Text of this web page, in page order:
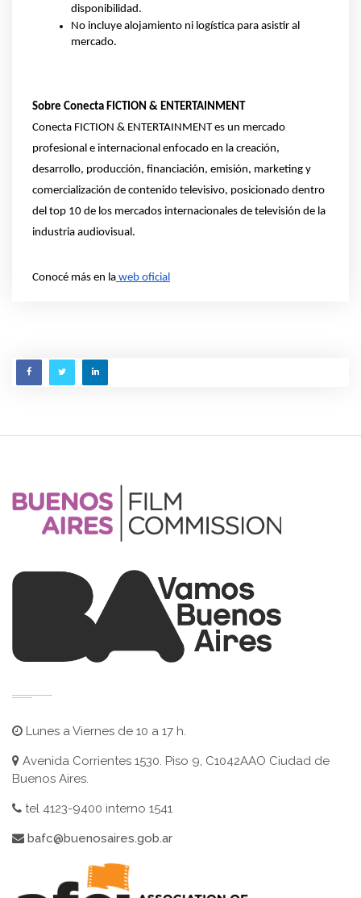
disponibilidad.
No incluye alojamiento ni logística para asistir al
mercado.
Sobre Conecta FICTION & ENTERTAINMENT
Conecta FICTION & ENTERTAINMENT es un mercado
profesional e internacional enfocado en la creación,
desarrollo, producción, financiación, emisión, marketing y
comercialización de contenido televisivo, posicionado dentro
del top 10 de los mercados internacionales de televisión de la
industria audiovisual.
Conocé más en la web oficial
Lunes a Viernes de 10 a 17 h.
Avenida Corrientes 1530. Piso 9, C1042AAO Ciudad de
Buenos Aires.
tel 4123-9400 interno 1541
bafc@buenosaires.gob.ar